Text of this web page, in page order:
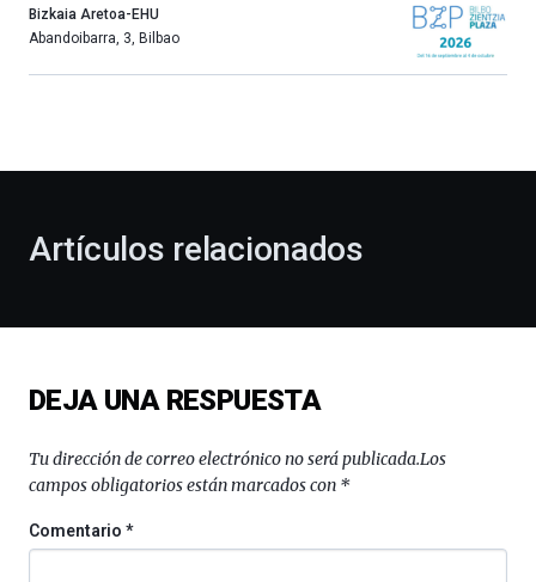
año
más,
celebración
novena
Bilbo
(BZP),
un
que
Bizkaia Aretoa-EHU
Abandoibarra, 3, Bilbao
Artículos relacionados
DEJA UNA RESPUESTA
Tu dirección de correo electrónico no será publicada.Los
campos obligatorios están marcados con *
Comentario*